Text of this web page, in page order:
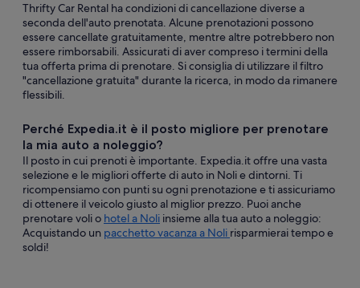
Thrifty Car Rental ha condizioni di cancellazione diverse a
seconda dell'auto prenotata. Alcune prenotazioni possono
essere cancellate gratuitamente, mentre altre potrebbero non
essere rimborsabili. Assicurati di aver compreso i termini della
tua offerta prima di prenotare. Si consiglia di utilizzare il filtro
"cancellazione gratuita" durante la ricerca, in modo da rimanere
flessibili.
Perché Expedia.it è il posto migliore per prenotare
la mia auto a noleggio?
Il posto in cui prenoti è importante. Expedia.it offre una vasta
selezione e le migliori offerte di auto in Noli e dintorni. Ti
ricompensiamo con punti su ogni prenotazione e ti assicuriamo
di ottenere il veicolo giusto al miglior prezzo. Puoi anche
prenotare voli o hotel a Noli insieme alla tua auto a noleggio:
Acquistando un pacchetto vacanza a Noli risparmierai tempo e
soldi!